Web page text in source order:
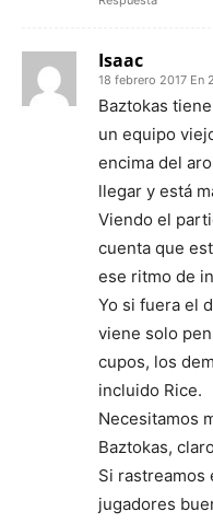
Isaac
18 febrero 2017 En
Baztokas
un equipo
encima del
llegar y está
Viendo el
cuenta que
ese ritmo de
Yo si fuera el
viene solo
cupos, los
incluido Rice.
Necesitamos
Baztokas,
Si rastreamos
jugadores